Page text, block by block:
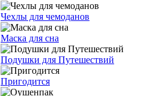
Чехлы для чемоданов
Маска для сна
Подушки для Путешествий
Пригодится